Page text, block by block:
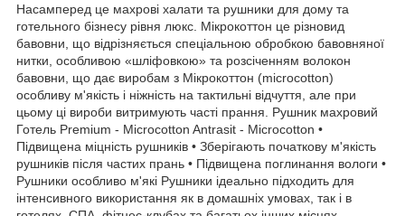
Насамперед це махрові халати та рушники для дому та
готельного бізнесу рівня люкс. Мікрокоттон це різновид
бавовни, що відрізняється спеціальною обробкою бавовняної
нитки, особливою «шліфовкою» та розсіченням волокон
бавовни, що дає виробам з Мікрокоттон (microcotton)
особливу м'якість і ніжність на тактильні відчуття, але при
цьому ці вироби витримують часті прання. Рушник махровий
Готель Premium - Microcotton Antrasit - Microcotton •
Підвищена міцність рушників • Зберігають початкову м'якість
рушників після частих прань • Підвищена поглинання вологи •
Рушники особливо м'які Рушники ідеально підходить для
інтенсивного використання як в домашніх умовах, так і в